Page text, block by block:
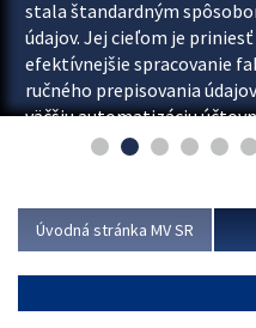
stala štandardným
údajov. Jej cieľom je
efektívnejšie spracovanie
ručného prepisovania
väčšiu automatizáciu
fakturácia preto
Úvodná stránka MV SR